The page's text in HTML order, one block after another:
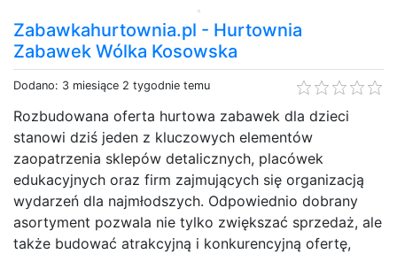
Zabawkahurtownia.pl - Hurtownia
Zabawek Wólka Kosowska
Dodano: 3 miesiące 2 tygodnie temu
Rozbudowana oferta hurtowa zabawek dla dzieci
stanowi dziś jeden z kluczowych elementów
zaopatrzenia sklepów detalicznych, placówek
edukacyjnych oraz firm zajmujących się organizacją
wydarzeń dla najmłodszych. Odpowiednio dobrany
asortyment pozwala nie tylko zwiększać sprzedaż, ale
także budować atrakcyjną i konkurencyjną ofertę,